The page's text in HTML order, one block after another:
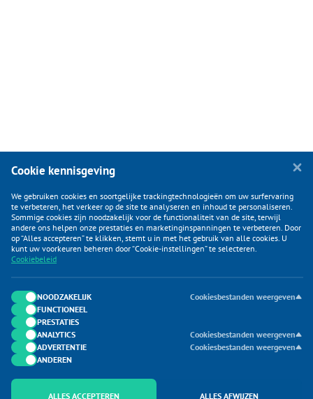
KLANTENSERVICE
CATEGORIEËN
DUIJVELAAR E-COMMERCE
CONTACTEN
Cookie kennisgeving
We gebruiken cookies en soortgelijke trackingtechnologieën om uw surfervaring
te verbeteren, het verkeer op de site te analyseren en inhoud te personaliseren.
Sommige cookies zijn noodzakelijk voor de functionaliteit van de site, terwijl
andere ons helpen onze prestaties en marketinginspanningen te verbeteren. Door
op “Alles accepteren” te klikken, stemt u in met het gebruik van alle cookies. U
kunt uw voorkeuren beheren door “Cookie-instellingen” te selecteren.
Cookiebeleid
NOODZAKELIJK
Cookiesbestanden weergeven
FUNCTIONEEL
PRESTATIES
ANALYTICS
Cookiesbestanden weergeven
ADVERTENTIE
Cookiesbestanden weergeven
ANDEREN
ALLES ACCEPTEREN ALLES AFWIJZEN